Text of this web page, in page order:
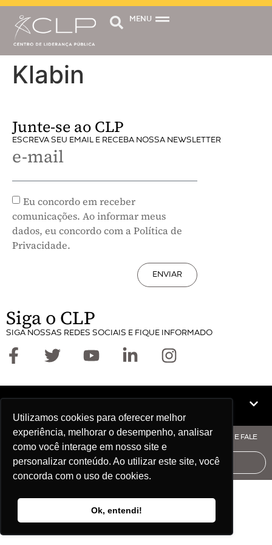
Utilizamos cookies para oferecer melhor
experiência, melhorar o desempenho, analisar
como você interage em nosso site e
personalizar conteúdo. Ao utilizar este site, você
concorda com o uso de cookies.
Ok, entendi!
MENU
Klabin
Junte-se ao CLP
ESCREVA SEU EMAIL E RECEBA NOSSA NEWSLETTER
e-mail
Eu concordo em receber
comunicações. Ao informar meus
dados, eu concordo com a Política de
Privacidade.
ENVIAR
Siga o CLP
SIGA NOSSAS REDES SOCIAIS E FIQUE INFORMADO
© COPYRIGHT CLP - CNPJ: 09.512.143/0001-57 - CLIQUE AQUI E FALE
COM O CLP
AUDITORIA